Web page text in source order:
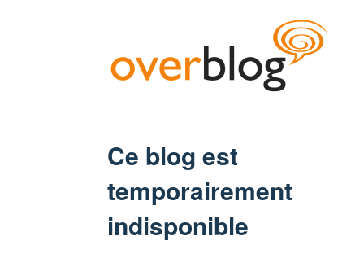
Ce blog est
temporairement
indisponible